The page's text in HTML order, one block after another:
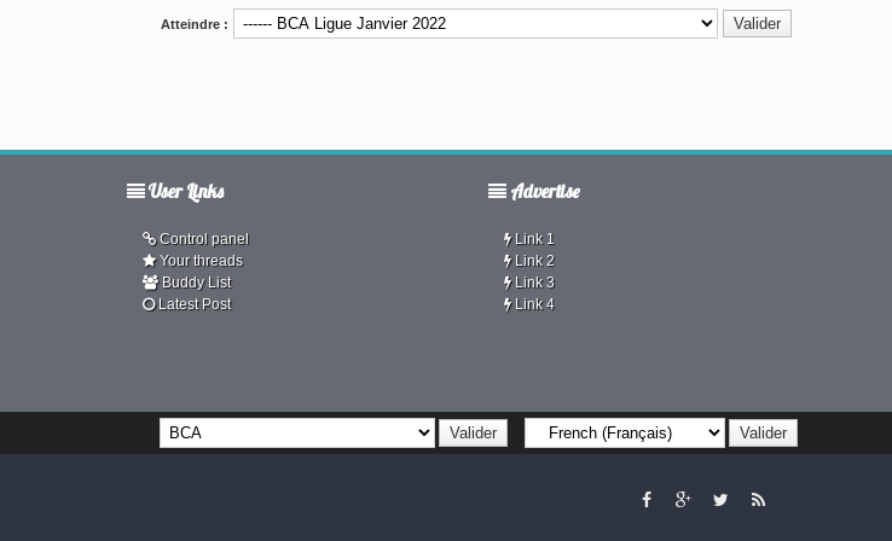
Atteindre :
User Links
Control panel
Your threads
Buddy List
Latest Post
Advertise
Link 1
Link 2
Link 3
Link 4